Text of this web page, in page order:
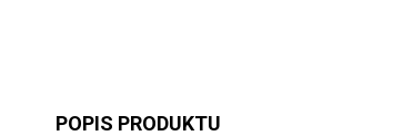
POPIS PRODUKTU